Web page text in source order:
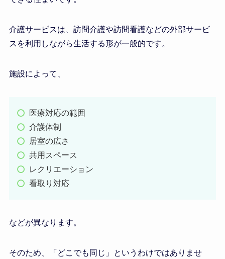
介護サービスは、訪問介護や訪問看護などの外部サービ
スを利用しながら生活する形が一般的です。
施設によって、
医療対応の範囲
介護体制
居室の広さ
共用スペース
レクリエーション
看取り対応
などが異なります。
そのため、「どこでも同じ」というわけではありませ